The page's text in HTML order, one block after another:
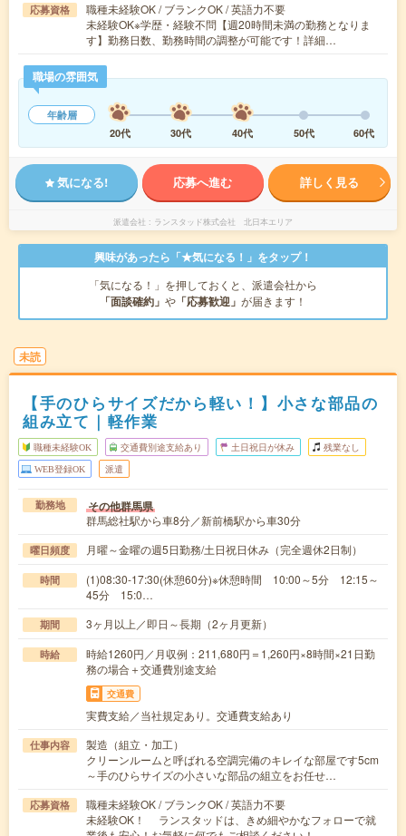
応募資格
職種未経験OK / ブランクOK / 英語力不要
未経験OK※学歴・経験不問【週20時間未満の勤務となりま
す】勤務日数、勤務時間の調整が可能です！詳細…
職場の雰囲気
年齢層
20代
30代 40代 50代 60代
気になる! 応募へ進む 詳しく見る
派遣会社 ランスタッド株式会社 北日本エリア
興味があったら「★気になる！」をタップ！
「気になる！」を押しておくと、派遣会社から
「面談確約」 や 「応募歓迎」 が届きます！
未読
【手のひらサイズだから軽い！】小さな部品の
組み立て｜軽作業
職種未経験OK 交通費別途支給あり 土日祝日が休み 残業なし
WEB登録OK 派遣
勤務地 その他群馬県
群馬総社駅から車8分／新前橋駅から車30分
曜日頻度 月曜～金曜の週5日勤務/土日祝日休み（完全週休2日制）
時間
(1)08:30-17:30(休憩60分)※休憩時間 10:00～5分 12:15～
45分 15:0…
期間 3ヶ月以上／即日～長期（2ヶ月更新）
時給
時給1260円／月収例：211,680円＝1,260円×8時間×21日勤
務の場合＋交通費別途支給
交通費
実費支給／当社規定あり。交通費支給あり
仕事内容
製造（組立・加工）
クリーンルームと呼ばれる空調完備のキレイな部屋です5cm
～手のひらサイズの小さいな部品の組立をお任せ…
応募資格
職種未経験OK / ブランクOK / 英語力不要
未経験OK！ ランスタッドは、きめ細やかなフォローで就